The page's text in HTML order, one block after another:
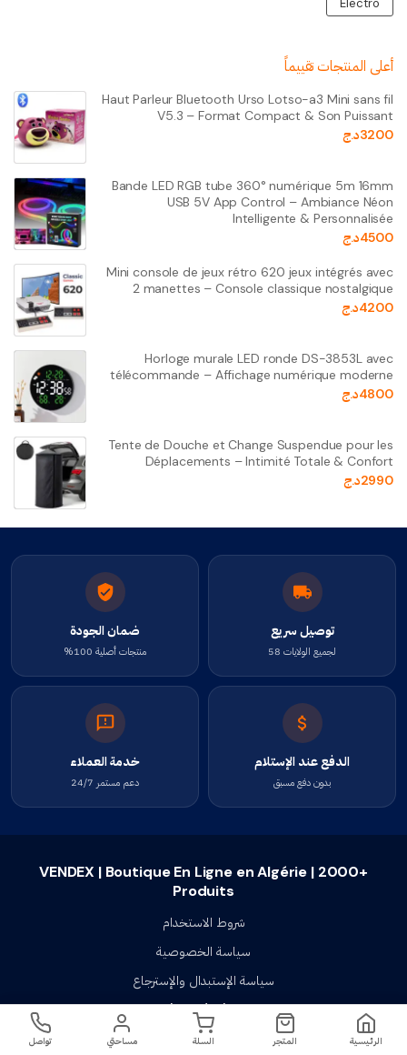
4900 اطلب الآن
أعلى المنتجات تقييماً
Haut Parleur Bluetooth Urso Lotso-a3 Mini sans fil
V5.3 – Format Compact & Son Puissant
3200د.ج
Bande LED RGB tube 360° numérique 5m 16mm
USB 5V App Control – Ambiance Néon
Intelligente & Personnalisée
4500د.ج
Mini console de jeux rétro 620 jeux intégrés avec
2 manettes – Console classique nostalgique
4200د.ج
Horloge murale LED ronde DS-3853L avec
télécommande – Affichage numérique moderne
4800د.ج
Tente de Douche et Change Suspendue pour les
Déplacements – Intimité Totale & Confort
2990د.ج
توصيل سريع
لجميع الولايات 58
ضمان الجودة
منتجات أصلية 100%
الدفع عند الإستلام
بدون دفع مسبق
خدمة العملاء
دعم مستمر 24/7
VENDEX | Boutique En Ligne en Algérie | 2000+
Produits
شروط الاستخدام
سياسة الخصوصية
سياسة الإستبدال والإسترجاع
تواصل معنا
أسئلة شائعة الرئيسية المتجر السلة مساحتي تواصل